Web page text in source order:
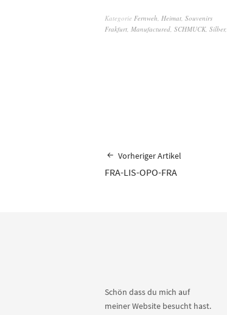
Kategorie Fernweh, Heimat, Souvenirs
Frakfurt, Manufactured, SCHMUCK, Silber,
Vorheriger Artikel
FRA-LIS-OPO-FRA
Schön dass du mich auf
meiner Website besucht hast.